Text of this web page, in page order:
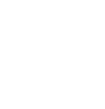
并验证更改。在开单计算税
单简档中检索其他税额识别
单和借项通知单。在报价或
信息。